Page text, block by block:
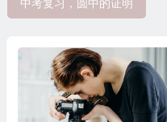
中考复习，圆中的证明